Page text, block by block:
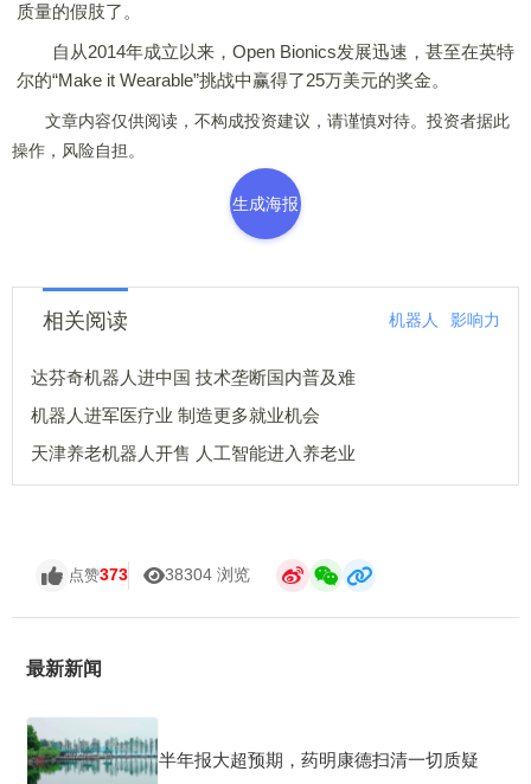
质量的假肢了。
自从2014年成立以来，Open Bionics发展迅速，甚至在英特
尔的“Make it Wearable”挑战中赢得了25万美元的奖金。
文章内容仅供阅读，不构成投资建议，请谨慎对待。投资者据此
操作，风险自担。
生成海报
相关阅读 机器人 影响力
达芬奇机器人进中国 技术垄断国内普及难
机器人进军医疗业 制造更多就业机会
天津养老机器人开售 人工智能进入养老业
点赞373 38304 浏览
最新新闻
半年报大超预期，药明康德扫清一切质疑